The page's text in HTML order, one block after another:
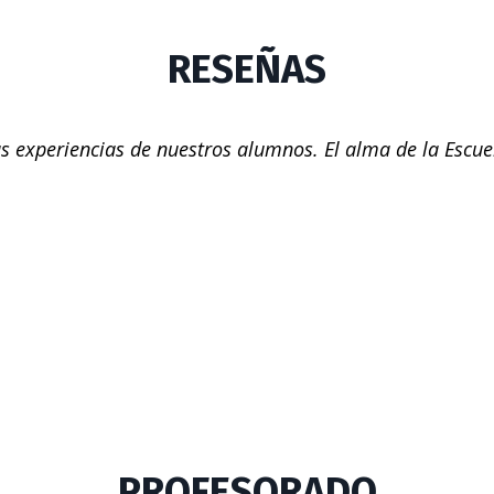
RESEÑAS
experiencias de nuestros alumnos. El alma de la